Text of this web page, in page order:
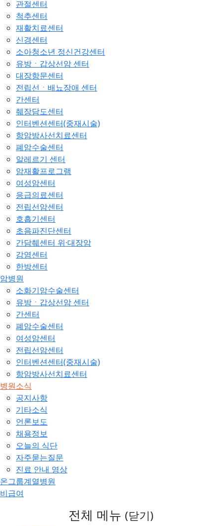
관절센터
척추센터
재활치료센터
신경센터
소아청소년 정신건강센터
유방ㆍ갑상선암 센터
대장항문센터
전립선ㆍ배뇨장애 센터
간센터
췌장담도센터
인터벤션센터(중재시술)
항암방사선치료센터
폐암수술센터
알레르기 센터
암재활프로그램
여성암센터
응급의료센터
전립선암센터
호흡기센터
초음파진단센터
간담췌센터 위·대장암
감염센터
한방센터
암병원
소화기암수술센터
유방ㆍ갑상선암 센터
간센터
폐암수술센터
여성암센터
전립선암센터
인터벤션센터(중재시술)
항암방사선치료센터
병원소식
공지사항
기타소식
언론보도
채용정보
오늘의 식단
자주묻는질문
진료 안내 영상
온그룹계열병원
비급여
전체 메뉴 (닫기)